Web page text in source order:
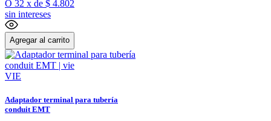
O 32 x de $ 4.802
sin intereses
Agregar al carrito
VIE
Adaptador terminal para tubería
conduit EMT